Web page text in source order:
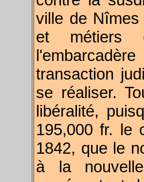
ville de Nîmes
et métiers
transaction
se réaliser.
libéralité,
195,000 fr. le
1842, que le
à la